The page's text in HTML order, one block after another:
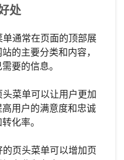
处
通常在页面的顶部展
的主要分类和内容，
要的信息。
菜单可以让用户更加
用户的满意度和忠诚
化率。
页头菜单可以增加页